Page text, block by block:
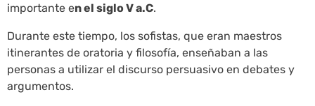
importante en el siglo V a.C.
Durante este tiempo, los sofistas, que eran maestros
itinerantes de oratoria y filosofía, enseñaban a las
personas a utilizar el discurso persuasivo en debates y
argumentos.